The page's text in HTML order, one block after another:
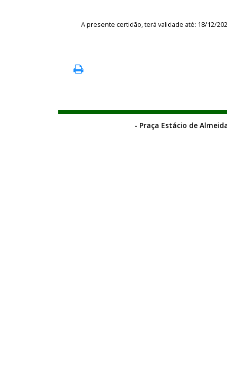
A presente certidão, terá validade até: 18/12/
- Praça Estácio de